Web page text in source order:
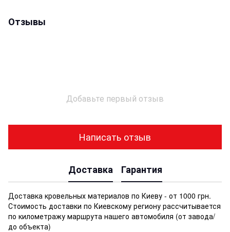
Отзывы
Добавьте первый отзыв
Написать отзыв
Доставка Гарантия
Доставка кровельных материалов по Киеву - от 1000 грн.
Стоимость доставки по Киевскому региону рассчитывается
по километражу маршрута нашего автомобиля (от завода/
до объекта)